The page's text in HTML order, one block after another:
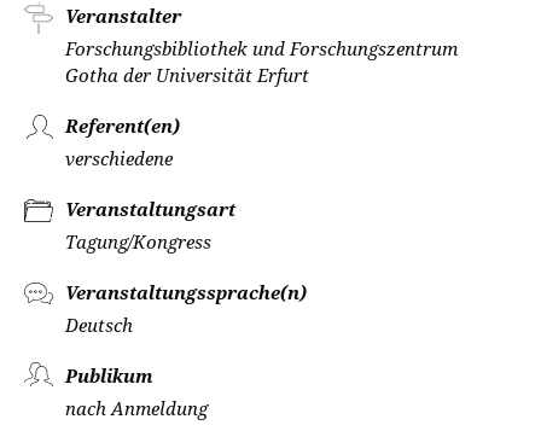
Veranstalter
Forschungsbibliothek und Forschungszentrum
Gotha der Universität Erfurt
Referent(en)
verschiedene
Veranstaltungsart
Tagung/Kongress
Veranstaltungssprache(n)
Deutsch
Publikum
nach Anmeldung